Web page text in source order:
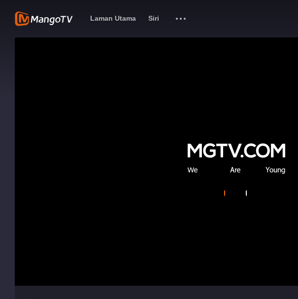
Laman Utama Siri